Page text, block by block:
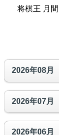
将棋王 月
2026年08月
2026年07月
2026年06月